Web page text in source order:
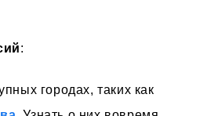
:
городах, таких как